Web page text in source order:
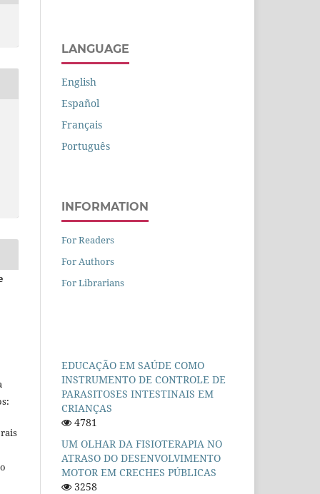
LANGUAGE
English
Español
Français
Português
INFORMATION
For Readers
For Authors
For Librarians
EDUCAÇÃO EM SAÚDE COMO
INSTRUMENTO DE CONTROLE DE
PARASITOSES INTESTINAIS EM
CRIANÇAS
4781
UM OLHAR DA FISIOTERAPIA NO
ATRASO DO DESENVOLVIMENTO
MOTOR EM CRECHES PÚBLICAS
3258